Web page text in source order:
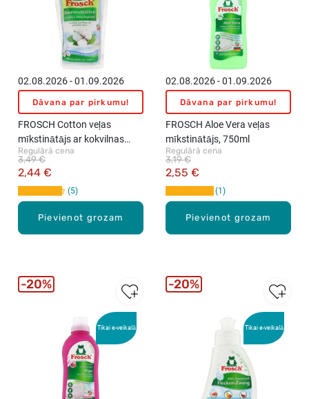
Pievienot grozam
02.08.2026 - 01.09.2026
Dāvana par pirkumu!
FROSCH Cotton veļas
mīkstinātājs ar kokvilnas
ziedu aromātu, 1l
Regulārā cena
2,44 €
3,49 €
5
Pievienot grozam
02.08.2026 - 01.09.2026
Dāvana par pirkumu!
FROSCH Aloe Vera veļas
mīkstinātājs, 750ml
Regulārā cena
2,55 €
3,19 €
1
Tikai e-veikalā
20%
Tikai e-veikalā
20%